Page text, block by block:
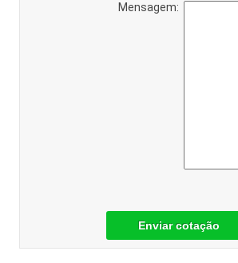
Mensagem:
Enviar cotação